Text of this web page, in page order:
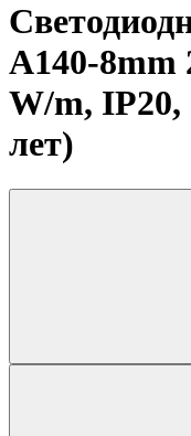
A140-8mm
W/m,
лет)